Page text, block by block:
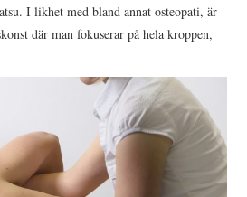
I likhet med bland annat osteopati, är
där man fokuserar på hela kroppen,